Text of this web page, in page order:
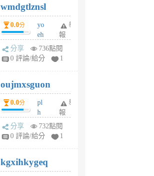
R
P
m
v
A
V
個
月
前
wmdgtlznsl
0.0分
yo
eh
ld
gy
個
月
前
舉
報
分享
736點閱
0 評論/給分
1
oujmxsguon
0.0分
pl
h
wi
w
6
個
舉
報
分享
732點閱
0 評論/給分
1
kgxihkygeq